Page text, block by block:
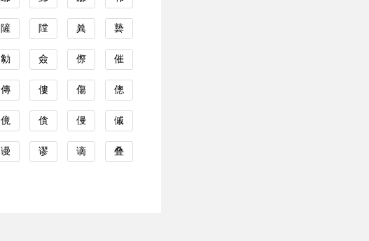
隡 隚 兾 兿
勨 僉 傺 催
傳 僂 傷 傯
傹 僋 僈 傶
谩 谬 谪 叠